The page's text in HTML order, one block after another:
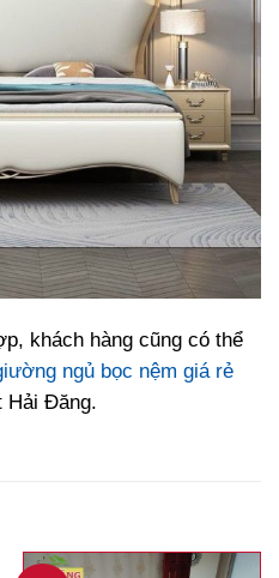
khách hàng cũng có thể
ngủ bọc nệm giá rẻ
Hải Đăng.